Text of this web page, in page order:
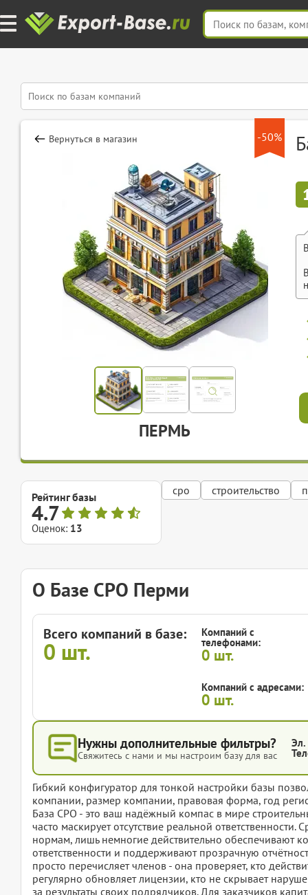
-50%
Вернуться в магазин
ПЕРМЬ
Рейтинг базы
4.7
Оценок: 13
сро строительство
О Базе СРО Перми
Всего компаний в базе:
0 шт.
Компаний с
телефонами:
0 шт.
Компаний с адресами:
0 шт.
Нужны дополнительные фильтры?
Свяжитесь с нами и мы настроим базу для вас
Эл.
Гибкий конфигуратор для тонкой настройки базы
компании, размер компании, правовая форма, год
База СРО - это ваш надёжный компас в мире
часто маскирует отсутствие реальной
нормам, лишь немногие действительно обеспечивают
ответственности и поддерживают прозрачную
просто перечисляет членов - она проверяет, кто
регулярно обновляет лицензии, кто не скрывает
за результаты своих подрядчиков. Для заказчиков